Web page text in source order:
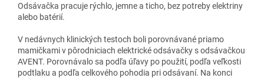
Odsávačka pracuje rýchlo, jemne a ticho, bez potreby elektriny
alebo batérií.
V nedávnych klinických testoch boli porovnávané priamo
mamičkami v pôrodniciach elektrické odsávačky s odsávačkou
AVENT. Porovnávalo sa podľa úľavy po použití, podľa veľkosti
podtlaku a podľa celkového pohodia pri odsávaní. Na konci